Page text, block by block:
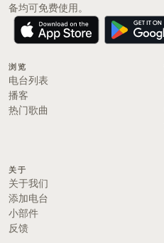
备均可免费使用。
浏览
电台列表
播客
热门歌曲
关于
关于我们
添加电台
小部件
反馈